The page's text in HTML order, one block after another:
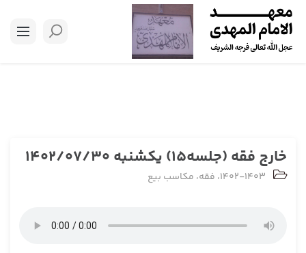
خارج فقه (جلسه15) یکشنبه 1402/07/30
1402-1403، فقه، مکاسب بیع